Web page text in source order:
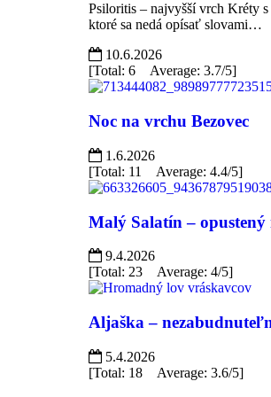
Psiloritis – najvyšší vrch Kréty
ktoré sa nedá opísať slovami…
10.6.2026
[Total: 6 Average: 3.7/5]
Noc na vrchu Bezovec
1.6.2026
[Total: 11 Average: 4.4/5]
Malý Salatín –
9.4.2026
[Total: 23 Average: 4/5]
Aljaška –
5.4.2026
[Total: 18 Average: 3.6/5]